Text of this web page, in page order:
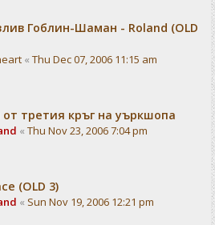
Гоблин-Шаман - Roland (OLD
« Thu Dec 07, 2006 11:15 am
третия кръг на уъркшопа
« Thu Nov 23, 2006 7:04 pm
(OLD 3)
« Sun Nov 19, 2006 12:21 pm